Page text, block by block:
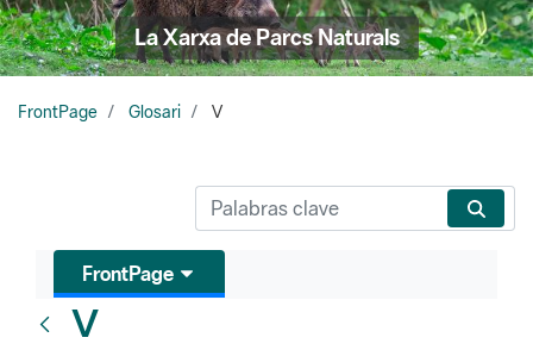
La Xarxa de Parcs Naturals
FrontPage Glosari V
FrontPage
V